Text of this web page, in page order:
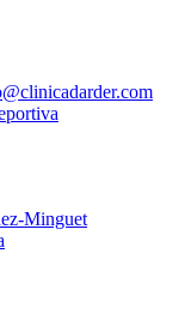
Minguet